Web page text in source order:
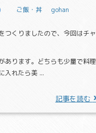
ご飯・丼 gohan
つくりましたので、今回はチャ
あります。どちらも少量で料理
入れたら美 ...
記事を読む